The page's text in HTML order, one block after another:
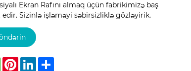
Ekran Rafını almaq üçün fabrikimizə baş
Sizinlə işləməyi səbirsizliklə gözləyirik.
WhatsApp
PinterestLinkedInShare